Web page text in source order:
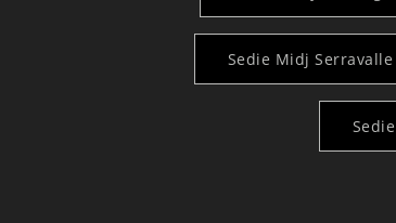
Sedie Midj Serravalle